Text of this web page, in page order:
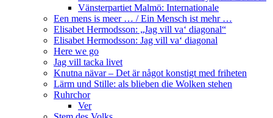
Vänsterpartiet Malmö: Internationale
Een mens is meer … / Ein Mensch ist mehr …
Elisabet Hermodsson: „Jag vill va‘ diagonal“
Elisabet Hermodsson: Jag vill va‘ diagonal
Here we go
Jag vill tacka livet
Knutna nävar – Det är något konstigt med friheten
Lärm und Stille: als blieben die Wolken stehen
Ruhrchor
Ver